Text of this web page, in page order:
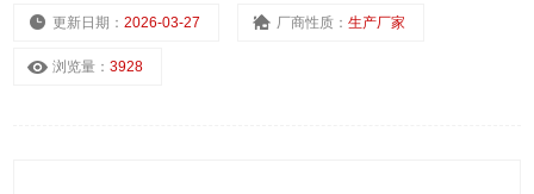
更新日期：2026-03-27 厂商性质：生产厂家
浏览量：3928